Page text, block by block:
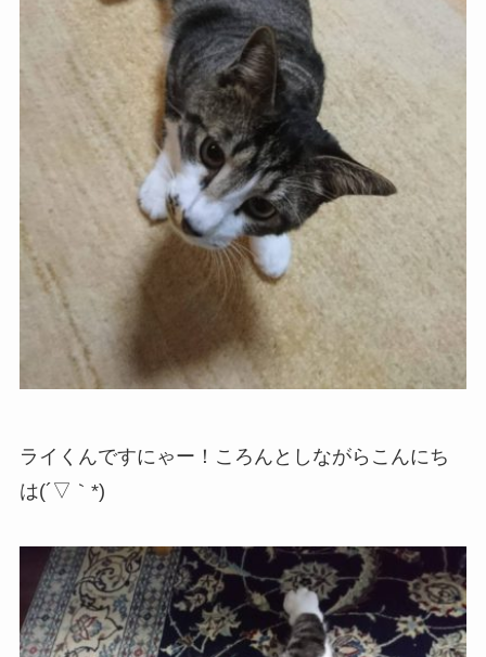
ライくんですにゃー！ころんとしながらこんにち
は(´▽｀*)